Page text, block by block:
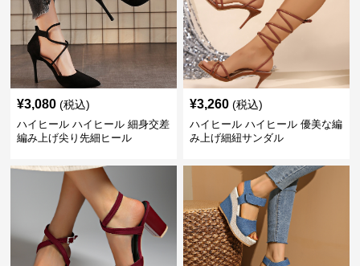
¥3,080 (税込)
ハイヒール ハイヒール 細身交差
編み上げ尖り先細ヒール
¥3,260 (税込)
ハイヒール ハイヒール 優美な編
み上げ細紐サンダル